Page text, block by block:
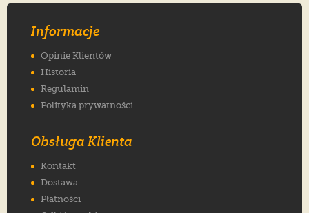
Informacje
Opinie Klientów
Historia
Regulamin
Polityka prywatności
Obsługa Klienta
Kontakt
Dostawa
Płatności